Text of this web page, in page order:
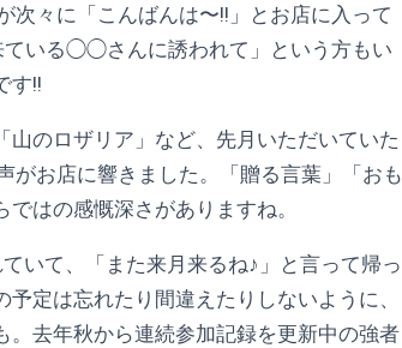
々に「こんばんは〜!!」とお店に入って
ている◯◯さんに誘われて」という方もい
す!!
山のロザリア」など、先月いただいていた
がお店に響きました。「贈る言葉」「おも
はの感慨深さがありますね。
いて、「また来月来るね♪」と言って帰っ
定は忘れたり間違えたりしないように、
去年秋から連続参加記録を更新中の強者